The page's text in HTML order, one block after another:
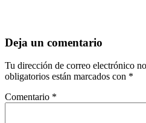
Deja un comentario
Tu dirección de correo electrónico
obligatorios están marcados con *
Comentario *